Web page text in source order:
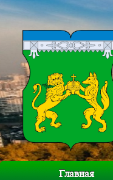
Главная